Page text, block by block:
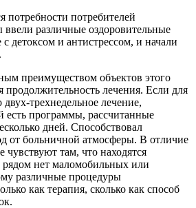
потребителей
различные оздоровительные
детоксом и антистрессом, и начали
преимуществом объектов этого
продолжительность лечения. Если для
двух-трехнедельное лечение,
есть программы, рассчитанные
дней. Способствовал
от больничной атмосферы. В отличие
чувствуют там, что находятся
рядом нет маломобильных или
различные процедуры
как терапия, сколько как способ